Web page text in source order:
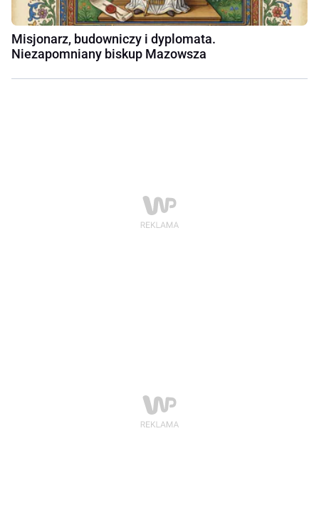
Misjonarz, budowniczy i dyplomata.
Niezapomniany biskup Mazowsza